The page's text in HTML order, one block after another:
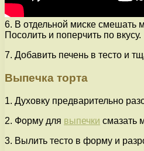
6. В отдельной миске смешать
Посолить и поперчить по вкусу.
7. Добавить печень в тесто и
Выпечка торта
1. Духовку предварительно
2. Форму для выпечки смазать
3. Вылить тесто в форму и